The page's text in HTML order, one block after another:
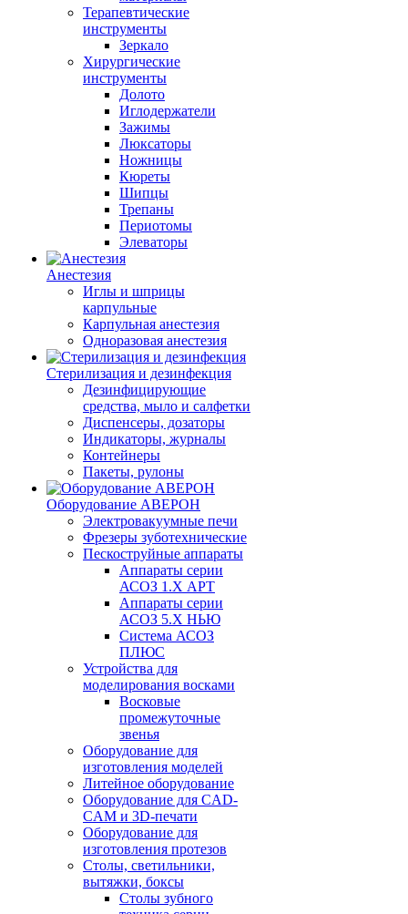
Терапевтические
инструменты
Зеркало
Хирургические
инструменты
Долото
Иглодержатели
Зажимы
Люксаторы
Ножницы
Кюреты
Шипцы
Трепаны
Периотомы
Элеваторы
Анестезия
Иглы и шприцы
карпульные
Карпульная анестезия
Одноразовая анестезия
Стерилизация и дезинфекция
Дезинфицирующие
средства, мыло и салфетки
Диспенсеры, дозаторы
Индикаторы, журналы
Контейнеры
Пакеты, рулоны
Оборудование АВЕРОН
Электровакуумные печи
Фрезеры зуботехнические
Пескоструйные аппараты
Аппараты серии
АСОЗ 1.Х АРТ
Аппараты серии
АСОЗ 5.Х НЬЮ
Система АСОЗ
ПЛЮС
Устройства для
моделирования восками
Восковые
промежуточные
звенья
Оборудование для
изготовления моделей
Литейное оборудование
Оборудование для CAD-
CAM и 3D-печати
Оборудование для
изготовления протезов
Cтолы, светильники,
вытяжки, боксы
Столы зубного